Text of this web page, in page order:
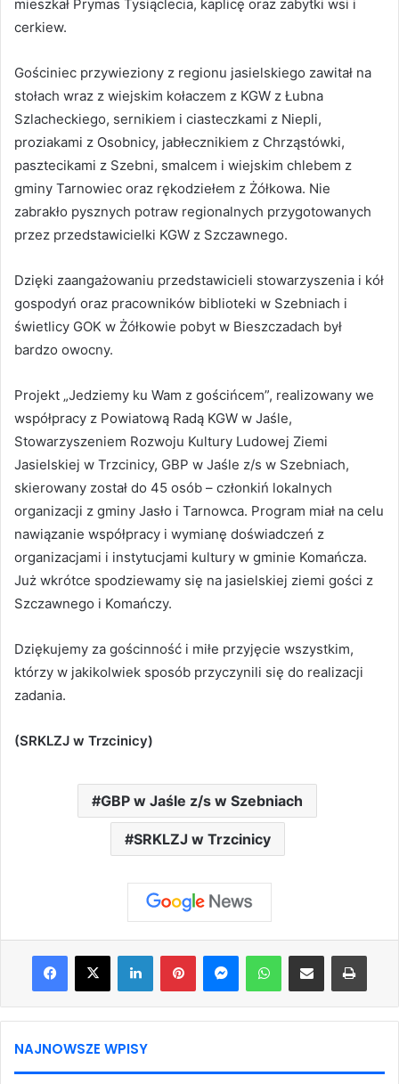
mieszkał Prymas Tysiąclecia, kaplicę oraz zabytki wsi i
cerkiew.
Gościniec przywieziony z regionu jasielskiego zawitał na
stołach wraz z wiejskim kołaczem z KGW z Łubna
Szlacheckiego, sernikiem i ciasteczkami z Niepli,
proziakami z Osobnicy, jabłecznikiem z Chrząstówki,
pasztecikami z Szebni, smalcem i wiejskim chlebem z
gminy Tarnowiec oraz rękodziełem z Żółkowa. Nie
zabrakło pysznych potraw regionalnych przygotowanych
przez przedstawicielki KGW z Szczawnego.
Dzięki zaangażowaniu przedstawicieli stowarzyszenia i kół
gospodyń oraz pracowników biblioteki w Szebniach i
świetlicy GOK w Żółkowie pobyt w Bieszczadach był
bardzo owocny.
Projekt „Jedziemy ku Wam z gościńcem”, realizowany we
współpracy z Powiatową Radą KGW w Jaśle,
Stowarzyszeniem Rozwoju Kultury Ludowej Ziemi
Jasielskiej w Trzcinicy, GBP w Jaśle z/s w Szebniach,
skierowany został do 45 osób – członkiń lokalnych
organizacji z gminy Jasło i Tarnowca. Program miał na celu
nawiązanie współpracy i wymianę doświadczeń z
organizacjami i instytucjami kultury w gminie Komańcza.
Już wkrótce spodziewamy się na jasielskiej ziemi gości z
Szczawnego i Komańczy.
Dziękujemy za gościnność i miłe przyjęcie wszystkim,
którzy w jakikolwiek sposób przyczynili się do realizacji
zadania.
(SRKLZJ w Trzcinicy)
GBP w Jaśle z/s w Szebniach
SRKLZJ w Trzcinicy
Facebook
X LinkedInPinterestMessengerWhatsAppShare via Email Print
NAJNOWSZE WPISY